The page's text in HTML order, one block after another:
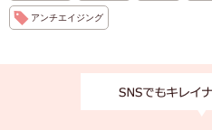
アンチエイジング